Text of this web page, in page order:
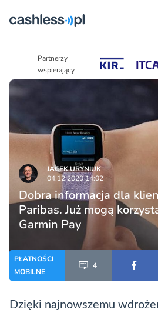
Partnerzy
wspierający
JACEK URYNIUK
04.12.2020 14:02
Dobra informacja dla
Paribas. Już mogą
Garmin Pay
PŁATNOŚCI
MOBILNE
4
Dzięki najnowszemu